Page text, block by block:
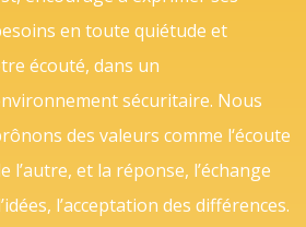
en toute quiétude et
écouté, dans un
sécuritaire. Nous
des valeurs comme l‘écoute
l’autre, et la réponse, l’échange
l’acceptation des différences.